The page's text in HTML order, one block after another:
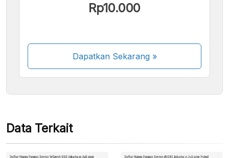
Rp10.000
Dapatkan Sekarang»
Beberapa metode pembayaran masih dalam
proses aktivasi.
Data Terkait